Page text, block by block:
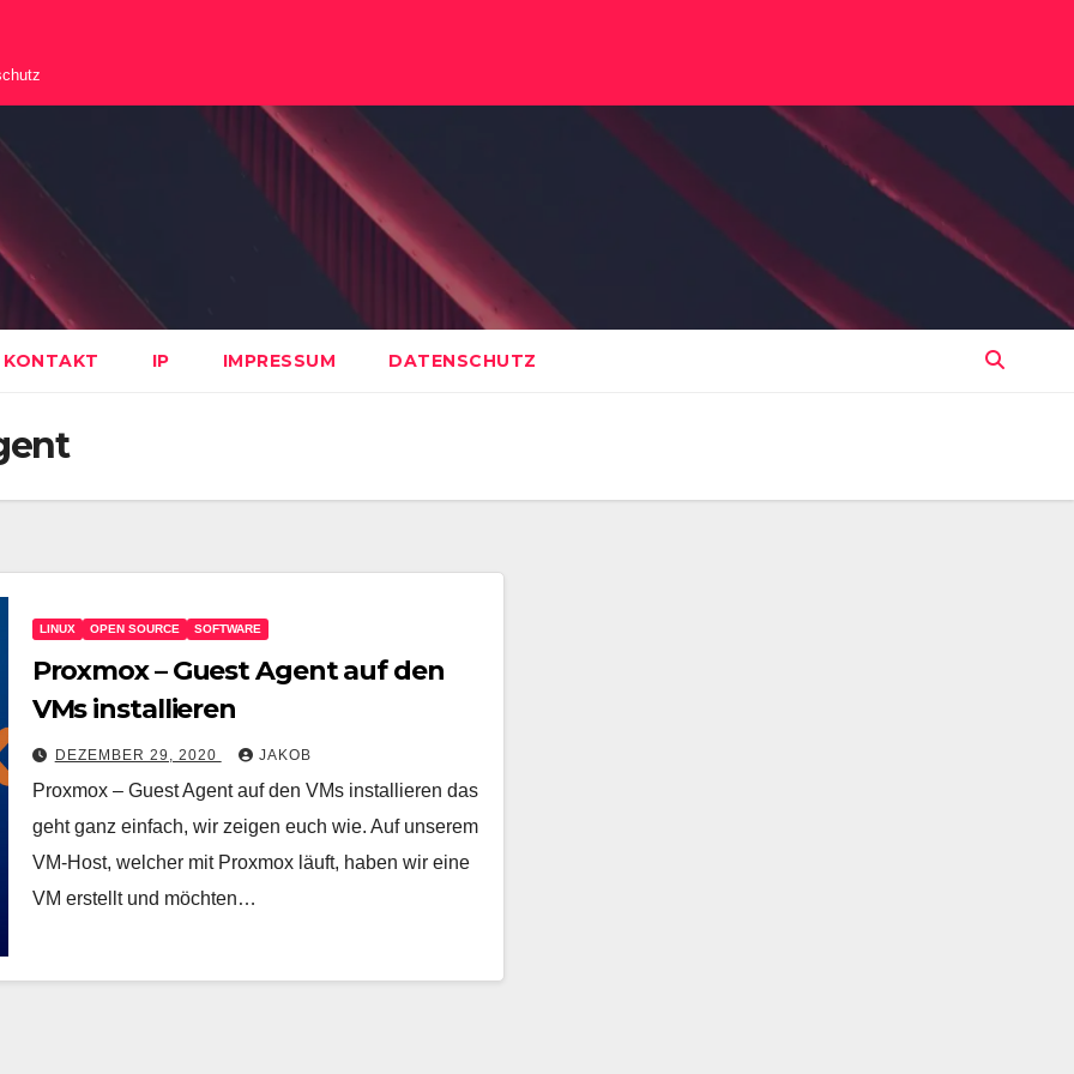
KONTAKT IP IMPRESSUM DATENSCHUTZ
LINUX OPEN SOURCE SOFTWARE
Proxmox – Guest Agent auf den
VMs installieren
DEZEMBER 29, 2020 JAKOB
Proxmox – Guest Agent auf den VMs installieren das
geht ganz einfach, wir zeigen euch wie. Auf unserem
VM-Host, welcher mit Proxmox läuft, haben wir eine
VM erstellt und möchten…